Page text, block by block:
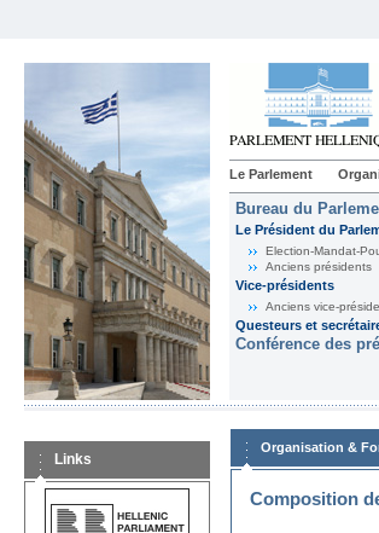
Le Parlement
Bureau du
Le Président du
Election-Mandat-
Anciens présidents
Vice-présidents
Anciens vice-
Questeurs et
Conférence des
Links
Organisation &
Composition